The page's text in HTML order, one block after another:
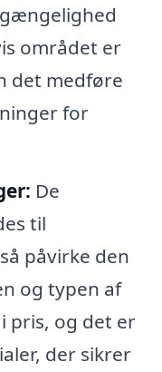
området er
det medføre
for
De
til
påvirke den
og typen af
pris, og det er
der sikrer